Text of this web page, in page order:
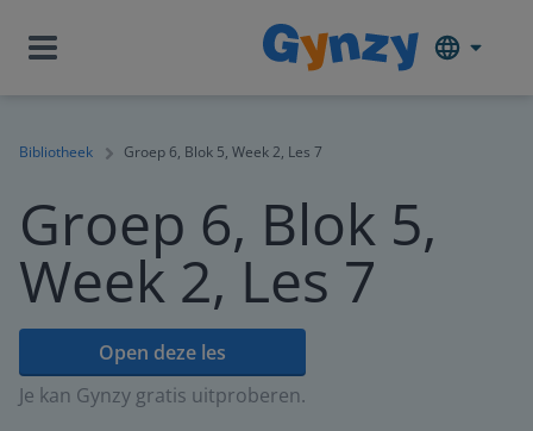
Bibliotheek Groep 6, Blok 5, Week 2, Les 7
Groep 6, Blok 5,
Week 2, Les 7
Open deze les
Je kan Gynzy gratis uitproberen.